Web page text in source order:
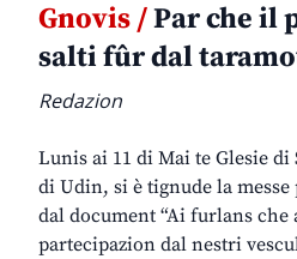
Gnovis /Par che il
salti fûr dal
Redazion
Lunis ai 11 di Mai te Glesie di
di Udin, si è tignude la
dal document “Ai furlans che
partecipazion dal nestri